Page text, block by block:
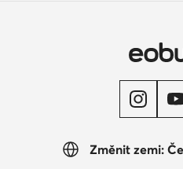
Změnit zemi: